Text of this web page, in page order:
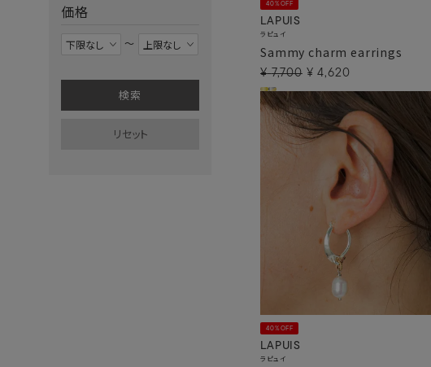
40%OFF
LAPUIS
ラピュイ
Sammy charm earrings
¥ 7,700 ¥ 4,620
40%OFF
LAPUIS
ラピュイ
価格
〜